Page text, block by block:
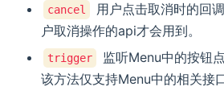
cancel
用户点击取消时的回
户取消操作的api才会用到。
trigger
监听Menu中的按钮
该方法仅支持Menu中的相关接口